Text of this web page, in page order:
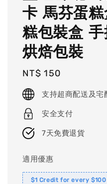
卡 馬芬蛋
糕包裝盒
烘焙包裝
Regular
price
NT$ 150
支持超商配送及宅
安全支付
7天免費退貨
適用優惠
$1 Credit for every